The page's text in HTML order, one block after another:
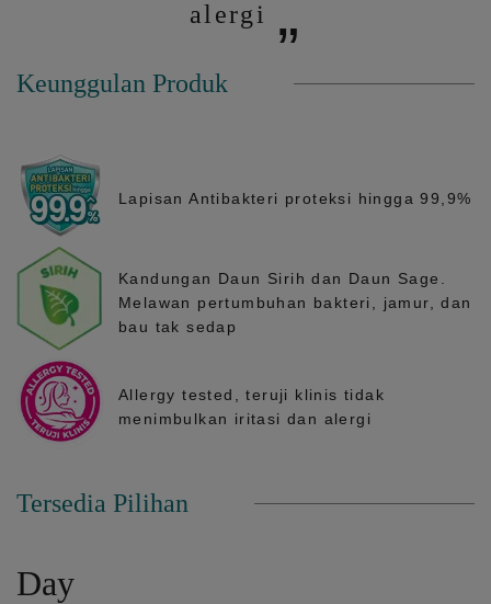
alergi
Keunggulan Produk
Lapisan Antibakteri proteksi hingga 99,9%
Kandungan Daun Sirih dan Daun Sage.
Melawan pertumbuhan bakteri, jamur, dan
bau tak sedap
Allergy tested, teruji klinis tidak
menimbulkan iritasi dan alergi
Tersedia Pilihan
Day